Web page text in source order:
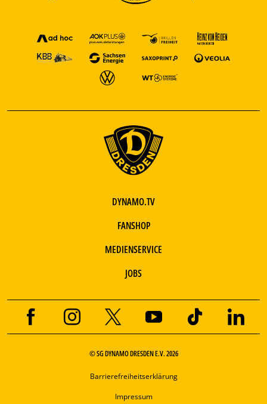
DYNAMO.TV
FANSHOP
MEDIENSERVICE
JOBS
© SG DYNAMO DRESDEN E.V. 2026
Barrierefreiheitserklärung
Impressum